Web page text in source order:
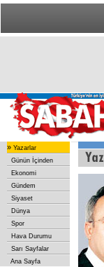
» Yazarlar
Günün İçinden
Ekonomi
Gündem
Siyaset
Dünya
Spor
Hava Durumu
Sarı Sayfalar
Ana Sayfa